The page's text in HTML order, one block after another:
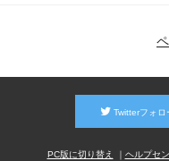
Twitterフォロ
PC版に切り替え ヘルプセ